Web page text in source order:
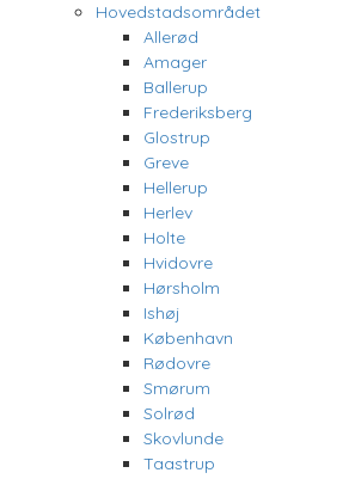
Hovedstadsområdet
Allerød
Amager
Ballerup
Frederiksberg
Glostrup
Greve
Hellerup
Herlev
Holte
Hvidovre
Hørsholm
Ishøj
København
Rødovre
Smørum
Solrød
Skovlunde
Taastrup